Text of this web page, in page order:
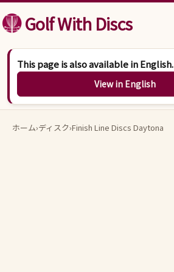
コンテンツへスキップ
Golf With Discs
This page is also available in English.
View in English
ホーム›ディスク›Finish Line Discs Daytona